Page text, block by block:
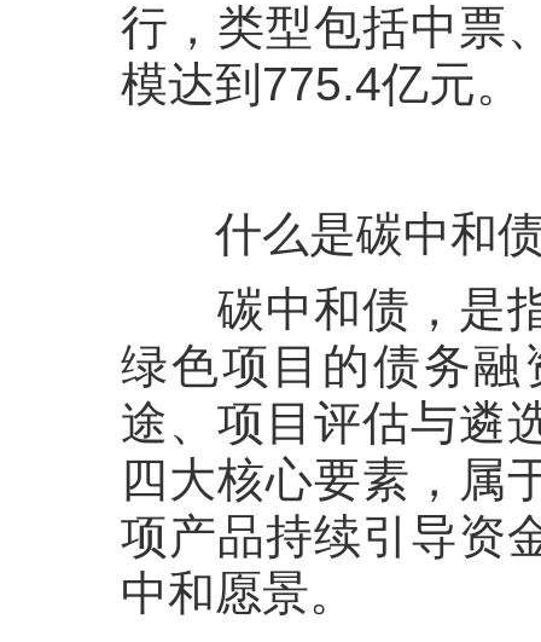
行，类型包括中票
模达到 775.4亿元。
什么是碳中和
碳中和债，是
绿色项目的债务
途、项目评估与遴
四大核心要素，属
项产品持续引导资
中和愿景。